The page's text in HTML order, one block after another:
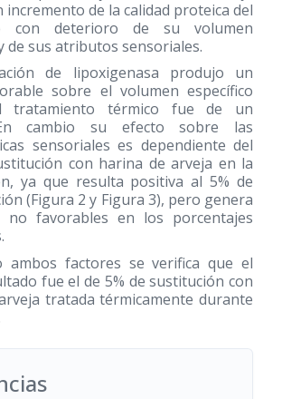
de la calidad proteica del
con deterioro de su volumen
de sus atributos sensoriales.
de lipoxigenasa produjo un
sobre el volumen específico
tratamiento térmico fue de un
cambio su efecto sobre las
sensoriales es dependiente del
con harina de arveja en la
ya que resulta positiva al 5% de
(Figura 2 y Figura 3), pero genera
no favorables en los porcentajes
ambos factores se verifica que el
fue el de 5% de sustitución con
tratada térmicamente durante